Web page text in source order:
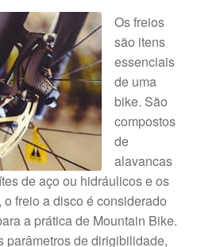
Os freios
são itens
essenciais
de uma
bike. São
compostos
de
alavancas
de aço ou hidráulicos e os
freio a disco é considerado
a prática de Mountain Bike.
parâmetros de dirigibilidade,